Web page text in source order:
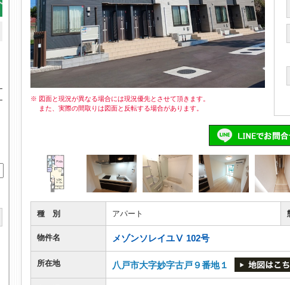
※ 図面と現況が異なる場合には現況優先とさせて頂きます。
また、実際の間取りは図面と反転する場合があります。
種 別 アパート
物件名 メゾンソレイユⅤ 102号
所在地 八戸市大字妙字古戸９番地１